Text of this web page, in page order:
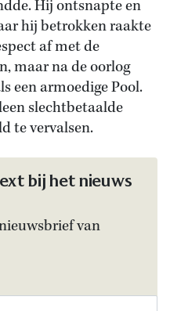
Hij ontsnapte en
hij betrokken raakte
af met de
maar na de oorlog
een armoedige Pool.
slechtbetaalde
te vervalsen.
bij het nieuws
van